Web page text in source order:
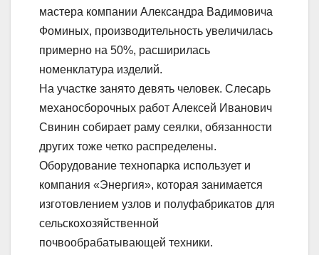
мастера компании Александра Вадимовича
Фоминых, производительность увеличилась
примерно на 50%, расширилась
номенклатура изделий.
На участке занято девять человек. Слесарь
механосборочных работ Алексей Иванович
Свинин собирает раму сеялки, обязанности
других тоже четко распределены.
Оборудование технопарка использует и
компания «Энергия», которая занимается
изготовлением узлов и полуфабрикатов для
сельскохозяйственной
почвообрабатывающей техники.